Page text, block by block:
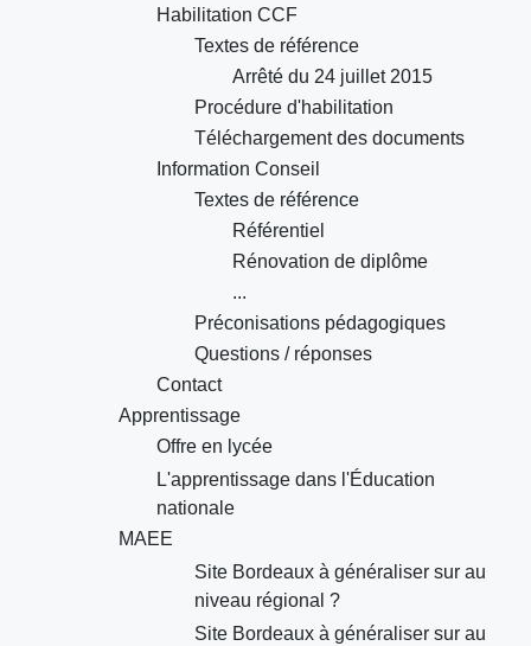
Habilitation CCF
Textes de référence
Arrêté du 24 juillet 2015
Procédure d'habilitation
Téléchargement des documents
Information Conseil
Textes de référence
Référentiel
Rénovation de diplôme
...
Préconisations pédagogiques
Questions / réponses
Contact
Apprentissage
Offre en lycée
L'apprentissage dans l'Éducation
nationale
MAEE
Site Bordeaux à généraliser sur au
niveau régional ?
Site Bordeaux à généraliser sur au